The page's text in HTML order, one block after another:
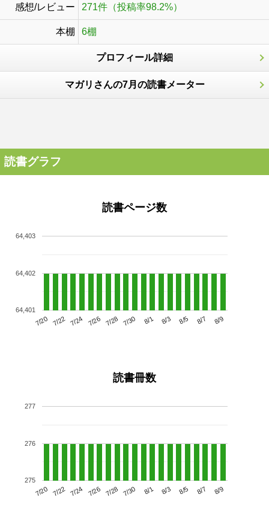
感想/レビュー 271件（投稿率98.2%）
本棚 6棚
プロフィール詳細
マガリさんの7月の読書メーター
読書グラフ
読書ページ数
7/20 7/22 7/24 7/26 7/28 7/30 8/1 8/3 8/5 8/7 8/9
64,401
64,402
64,403
読書冊数
7/20 7/22 7/24 7/26 7/28 7/30 8/1 8/3 8/5 8/7 8/9
275
276
277